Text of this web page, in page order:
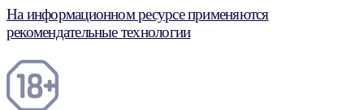
На информационном ресурсе применяются
рекомендательные технологии